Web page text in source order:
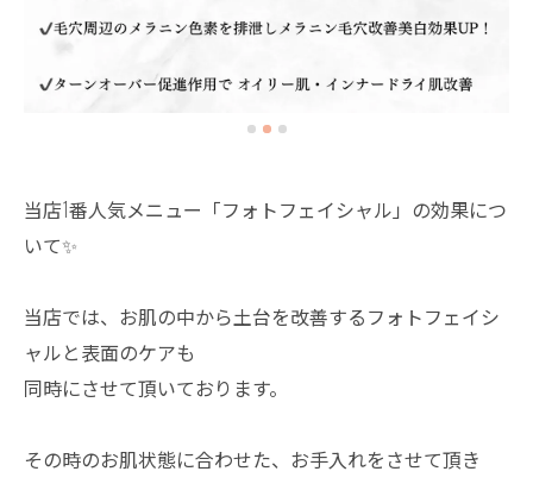
当店1番人気メニュー「フォトフェイシャル」の効果につ
いて✨
当店では、お肌の中から土台を改善するフォトフェイシ
ャルと表面のケアも
同時にさせて頂いております。
その時のお肌状態に合わせた、お手入れをさせて頂き